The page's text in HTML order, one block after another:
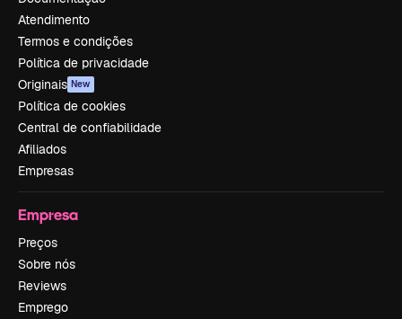
Atendimento
Termos e condições
Política de privacidade
Originais New
Política de cookies
Central de confiabilidade
Afiliados
Empresas
Empresa
Preços
Sobre nós
Reviews
Emprego